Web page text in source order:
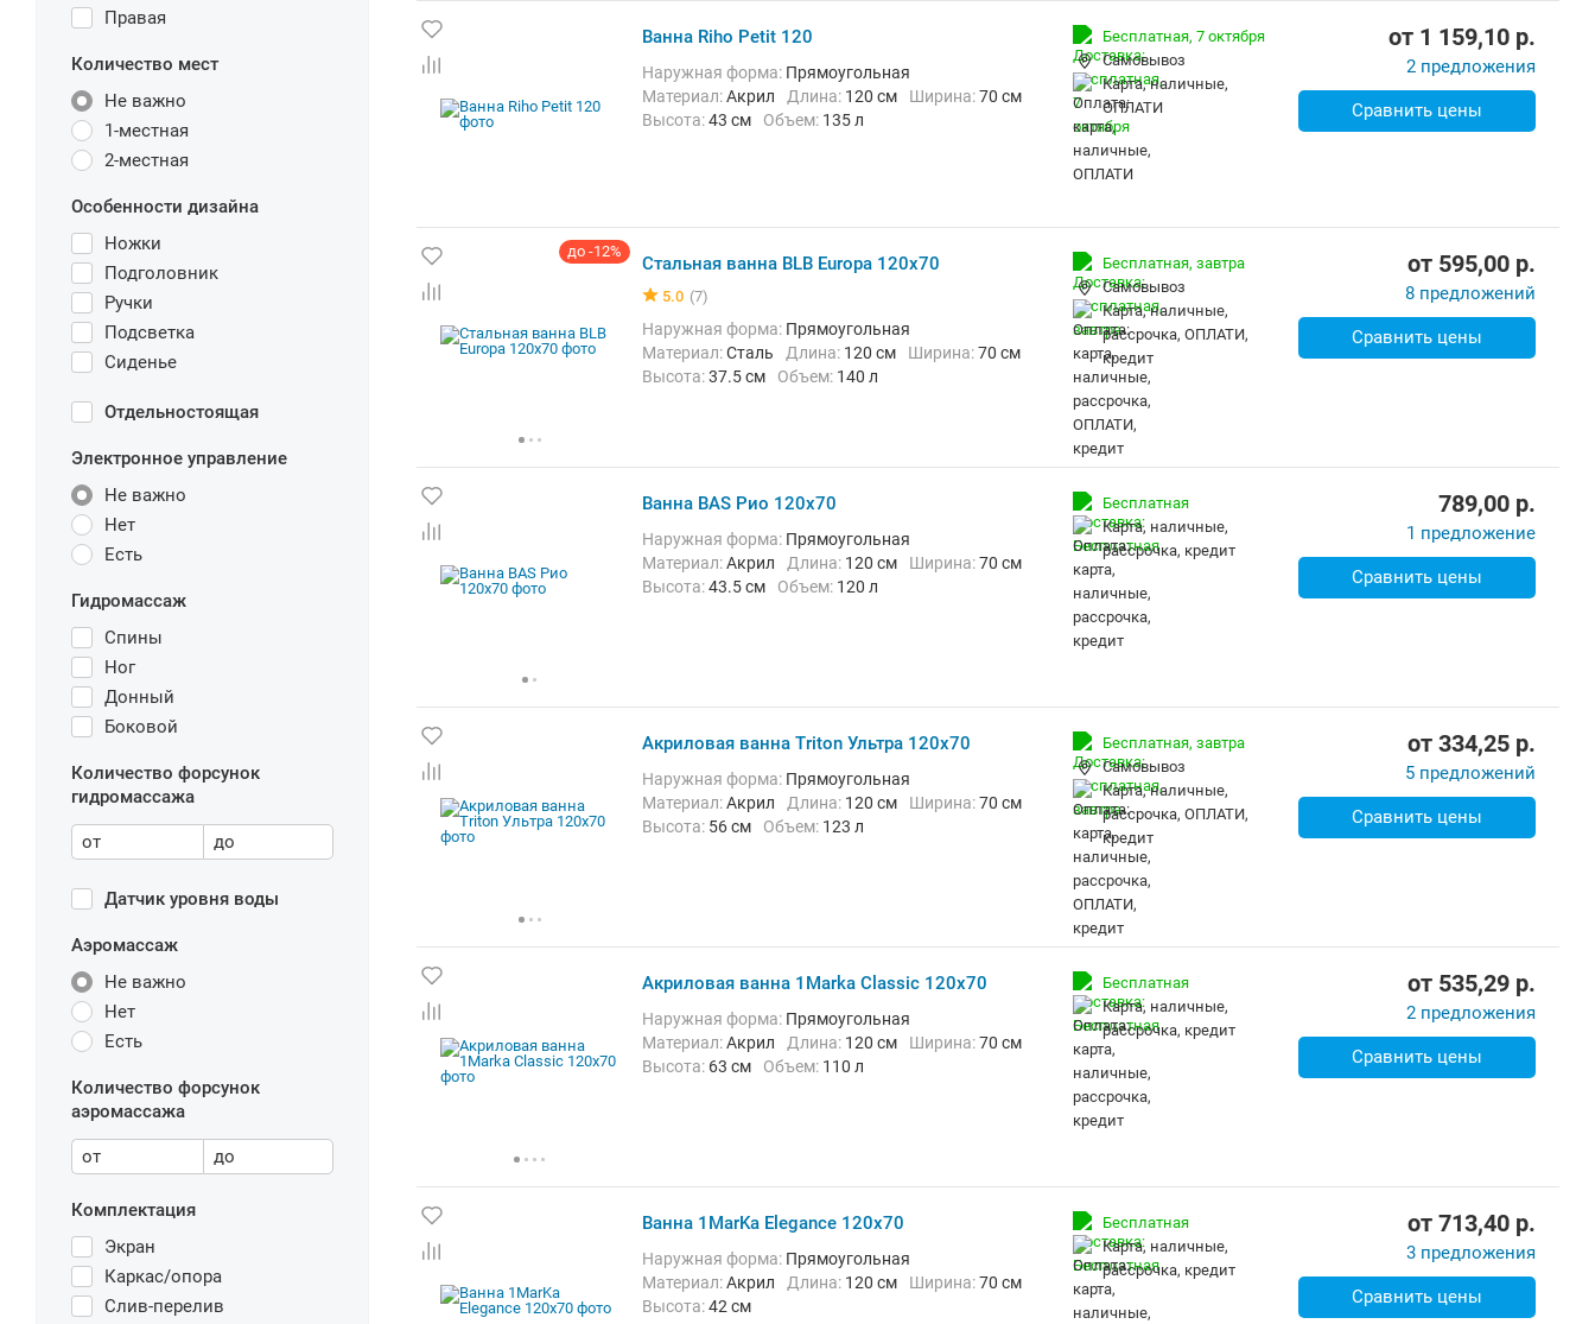
Правая
Количество мест
Не важно
1-местная
2-местная
Особенности дизайна
Ножки
Подголовник
Ручки
Подсветка
Сиденье
Отдельностоящая
Электронное управление
Не важно
Нет
Есть
Гидромассаж
Спины
Ног
Донный
Боковой
Количество форсунок
гидромассажа
от до
Датчик уровня воды
Аэромассаж
Не важно
Нет
Есть
Количество форсунок
аэромассажа
от до
Комплектация
Экран
Каркас/опора
Слив-перелив
Ванна Riho Petit 120
Наружная форма: Прямоугольная
Материал:Акрил Длина: 120 см Ширина:70 см
Высота:43 см Объем: 135 л
Бесплатная, 7 октября
Самовывоз
карта, наличные,
ОПЛАТИ
от 1 159,10 p.
2 предложения
Сравнить цены
до -12%
Стальная ванна BLB Europa 120x70
5.0 (7)
Наружная форма: Прямоугольная
Материал:Сталь Длина: 120 см Ширина:70 см
Высота:37.5 см Объем: 140 л
Бесплатная, завтра
Самовывоз
карта, наличные,
рассрочка, ОПЛАТИ,
кредит
от 595,00 p.
8 предложений
Сравнить цены
Ванна BAS Рио 120x70
Наружная форма: Прямоугольная
Материал:Акрил Длина: 120 см Ширина:70 см
Высота:43.5 см Объем: 120 л
Бесплатная
карта, наличные,
рассрочка, кредит
789,00 p.
1 предложение
Сравнить цены
Акриловая ванна Triton Ультра 120x70
Наружная форма: Прямоугольная
Материал:Акрил Длина: 120 см Ширина:70 см
Высота: 56 см Объем: 123 л
Бесплатная, завтра
Самовывоз
карта, наличные,
рассрочка, ОПЛАТИ,
кредит
от 334,25 p.
5 предложений
Сравнить цены
Акриловая ванна 1Marka Classic 120x70
Наружная форма: Прямоугольная
Материал:Акрил Длина: 120 см Ширина:70 см
Высота: 63 см Объем: 110 л
Бесплатная
карта, наличные,
рассрочка, кредит
от 535,29 p.
2 предложения
Сравнить цены
Ванна 1MarKa Elegance 120x70
Наружная форма: Прямоугольная
Материал:Акрил Длина: 120 см Ширина:70 см
Высота:42 см
Бесплатная
карта, наличные,
рассрочка, кредит
от 713,40 p.
3 предложения
Сравнить цены